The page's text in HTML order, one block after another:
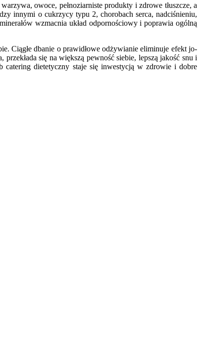
owoce, pełnoziarniste produkty i zdrowe tłuszcze, a
innymi o cukrzycy typu 2, chorobach serca, nadciśnieniu,
wzmacnia układ odpornościowy i poprawia ogólną
Ciągłe dbanie o prawidłowe odżywianie eliminuje efekt jo-
się na większą pewność siebie, lepszą jakość snu i
catering dietetyczny staje się inwestycją w zdrowie i dobre